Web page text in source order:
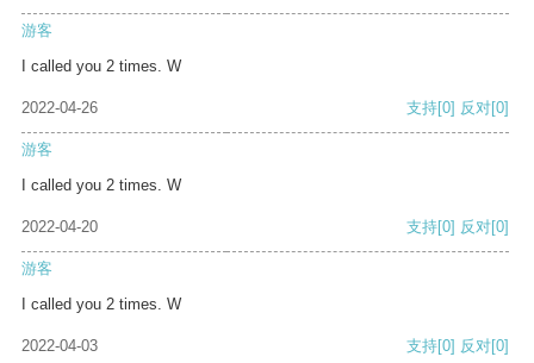
游客
I called you 2 times. W
2022-04-26 支持[0] 反对[0]
游客
I called you 2 times. W
2022-04-20 支持[0] 反对[0]
游客
I called you 2 times. W
2022-04-03 支持[0] 反对[0]